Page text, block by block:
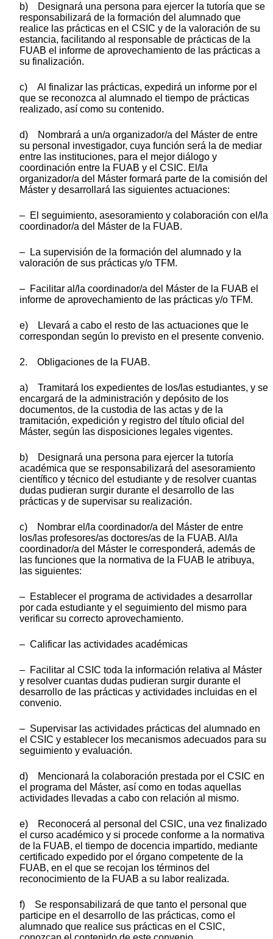
b) Designará una persona para ejercer la tutoría que se
responsabilizará de la formación del alumnado que
realice las prácticas en el CSIC y de la valoración de su
estancia, facilitando al responsable de prácticas de la
FUAB el informe de aprovechamiento de las prácticas a
su finalización.
c) Al finalizar las prácticas, expedirá un informe por el
que se reconozca al alumnado el tiempo de prácticas
realizado, así como su contenido.
d) Nombrará a un/a organizador/a del Máster de entre
su personal investigador, cuya función será la de mediar
entre las instituciones, para el mejor diálogo y
coordinación entre la FUAB y el CSIC. El/la
organizador/a del Máster formará parte de la comisión del
Máster y desarrollará las siguientes actuaciones:
– El seguimiento, asesoramiento y colaboración con el/la
coordinador/a del Máster de la FUAB.
– La supervisión de la formación del alumnado y la
valoración de sus prácticas y/o TFM.
– Facilitar al/la coordinador/a del Máster de la FUAB el
informe de aprovechamiento de las prácticas y/o TFM.
e) Llevará a cabo el resto de las actuaciones que le
correspondan según lo previsto en el presente convenio.
2. Obligaciones de la FUAB.
a) Tramitará los expedientes de los/las estudiantes, y se
encargará de la administración y depósito de los
documentos, de la custodia de las actas y de la
tramitación, expedición y registro del título oficial del
Máster, según las disposiciones legales vigentes.
b) Designará una persona para ejercer la tutoría
académica que se responsabilizará del asesoramiento
científico y técnico del estudiante y de resolver cuantas
dudas pudieran surgir durante el desarrollo de las
prácticas y de supervisar su realización.
c) Nombrar el/la coordinador/a del Máster de entre
los/las profesores/as doctores/as de la FUAB. Al/la
coordinador/a del Máster le corresponderá, además de
las funciones que la normativa de la FUAB le atribuya,
las siguientes:
– Establecer el programa de actividades a desarrollar
por cada estudiante y el seguimiento del mismo para
verificar su correcto aprovechamiento.
– Calificar las actividades académicas
– Facilitar al CSIC toda la información relativa al Máster
y resolver cuantas dudas pudieran surgir durante el
desarrollo de las prácticas y actividades incluidas en el
convenio.
– Supervisar las actividades prácticas del alumnado en
el CSIC y establecer los mecanismos adecuados para su
seguimiento y evaluación.
d) Mencionará la colaboración prestada por el CSIC en
el programa del Máster, así como en todas aquellas
actividades llevadas a cabo con relación al mismo.
e) Reconocerá al personal del CSIC, una vez finalizado
el curso académico y si procede conforme a la normativa
de la FUAB, el tiempo de docencia impartido, mediante
certificado expedido por el órgano competente de la
FUAB, en el que se recojan los términos del
reconocimiento de la FUAB a su labor realizada.
f) Se responsabilizará de que tanto el personal que
participe en el desarrollo de las prácticas, como el
alumnado que realice sus prácticas en el CSIC,